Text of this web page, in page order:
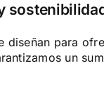
diseñan para
un